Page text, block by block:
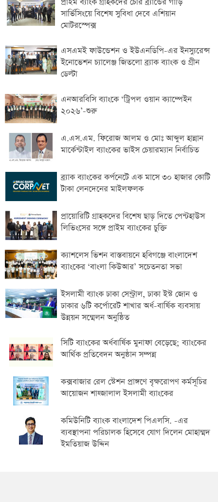
সার্ভিসিংয়ে বিশেষ সুবিধা দেবে এশিয়ান
মোটরস্পেক্স
এসএমই ফাউন্ডেশন ও ইউএনডিপি-এর ইনস্যুরেন্স
ইনোভেশন চ্যালেঞ্জ জিতলো ব্র্যাক ব্যাংক ও গ্রীন
ডেল্টা
এনআরবিসি ব্যাংকে ‘ট্রিপল ওয়ান ক্যাম্পেইন
২০২৬’-শুরু
এ.এস.এম. ফিরোজ আলম ও মোঃ আব্দুল হান্নান
মার্কেন্টাইল ব্যাংকের ভাইস চেয়ারম্যান নির্বাচিত
ব্র্যাক ব্যাংকের কর্পনেটে এক মাসে ৩০ হাজার কোটি
টাকা লেনদেনের মাইলফলক
প্রায়োরিটি গ্রাহকদের বিশেষ ছাড় দিতে পেন্টহাউস
লিভিংসের সঙ্গে প্রাইম ব্যাংকের চুক্তি
ক্যাশলেস ভিশন বাস্তবায়নে হবিগঞ্জে বাংলাদেশ
ব্যাংকের ‘বাংলা কিউআর’ সচেতনতা সভা
ইসলামী ব্যাংক ঢাকা সেন্ট্রাল, ঢাকা ইস্ট জোন ও
ঢাকার ৬টি কর্পোরেট শাখার অর্ধ-বার্ষিক ব্যবসায়
উন্নয়ন সম্মেলন অনুষ্ঠিত
সিটি ব্যাংকের অর্ধবার্ষিক মুনাফা বেড়েছে; ব্যাংকের
আর্থিক প্রতিবেদন অনুষ্ঠান সম্পন্ন
কক্সবাজার রেল স্টেশন প্রাঙ্গণে বৃক্ষরোপণ কর্মসূচির
আয়োজন শাহ্জালাল ইসলামী ব্যাংকের
কমিউনিটি ব্যাংক বাংলাদেশ পিএলসি. -এর
ব্যবস্থাপনা পরিচালক হিসেবে যোগ দিলেন মোহাম্মদ
ইমতিয়াজ উদ্দিন